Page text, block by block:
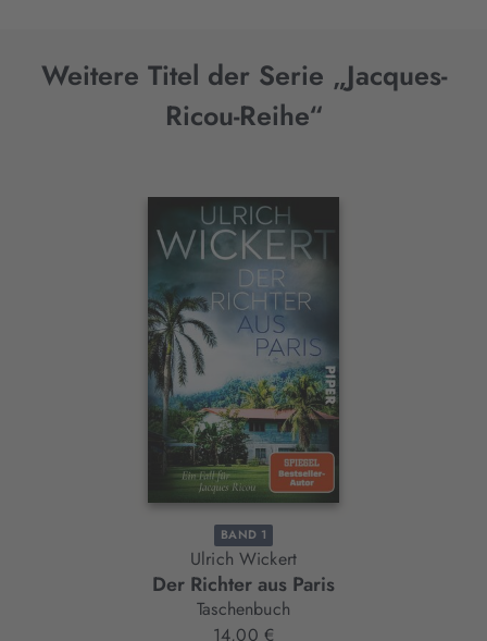
Weitere Titel der Serie „Jacques-
Ricou-Reihe“
Interaktives
BAND 1
Ulrich Wickert
Der Richter aus Paris
Taschenbuch
14,00 €